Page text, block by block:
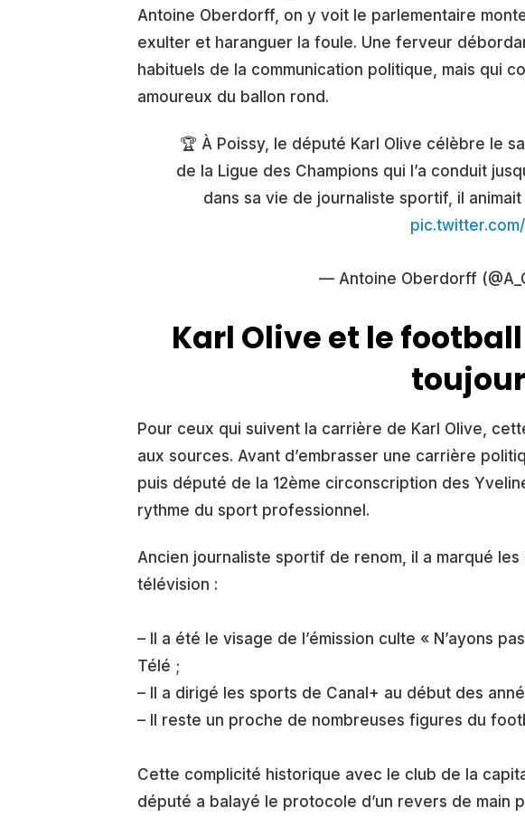
Antoine Oberdorff, on y voit le parlementaire
exulter et haranguer la foule. Une ferveur
habituels de la communication politique, mais qui
amoureux du ballon rond.
🏆 À Poissy, le député Karl Olive célèbre le
de la Ligue des Champions qui l’a conduit
dans sa vie de journaliste sportif, il
— Antoine Oberdorff
Karl Olive et le
Pour ceux qui suivent la carrière de Karl Olive,
aux sources. Avant d’embrasser une carrière
puis député de la 12ème circonscription des
rythme du sport professionnel.
Ancien journaliste sportif de renom, il a marqué
télévision :
– Il a été le visage de l’émission culte « N’ayons
Télé ;
– Il a dirigé les sports de Canal+ au début des
– Il reste un proche de nombreuses figures du
Cette complicité historique avec le club de la
député a balayé le protocole d’un revers de main